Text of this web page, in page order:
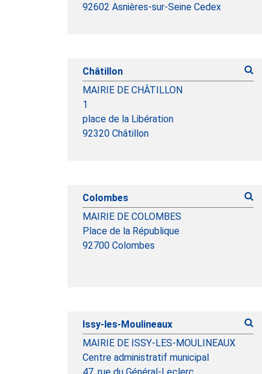
92602 Asnières-sur-Seine Cedex
Châtillon
MAIRIE DE CHÂTILLON
1
place de la Libération
92320 Châtillon
Colombes
MAIRIE DE COLOMBES
Place de la République
92700 Colombes
Issy-les-Moulineaux
MAIRIE DE ISSY-LES-MOULINEAUX
Centre administratif municipal